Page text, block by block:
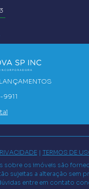
9911
| TERMOS DE
sobre os imóveis são
sujeitas a alteração sem
entre em contato